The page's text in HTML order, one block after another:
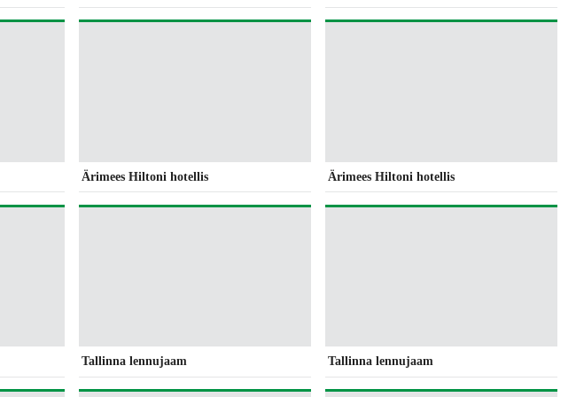
Ärimees Hiltoni hotellis Ärimees Hiltoni hotellis
Tallinna lennujaam Tallinna lennujaam